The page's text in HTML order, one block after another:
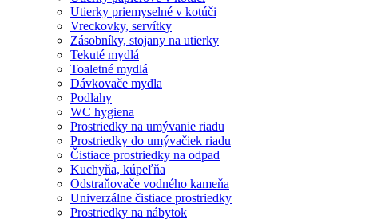
Utierky priemyselné v kotúči
Vreckovky, servítky
Zásobníky, stojany na utierky
Tekuté mydlá
Toaletné mydlá
Dávkovače mydla
Podlahy
WC hygiena
Prostriedky na umývanie riadu
Prostriedky do umývačiek riadu
Čistiace prostriedky na odpad
Kuchyňa, kúpeľňa
Odstraňovače vodného kameňa
Univerzálne čistiace prostriedky
Prostriedky na nábytok